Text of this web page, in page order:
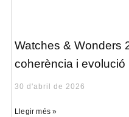
Watches & Wonders
coherència i evolució
30 d'abril de 2026
Llegir més »